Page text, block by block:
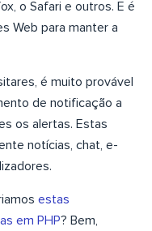
o Safari e outros. E é
Web para manter a
é muito provável
de notificação a
os alertas. Estas
notícias, chat, e-
estas
em PHP? Bem,